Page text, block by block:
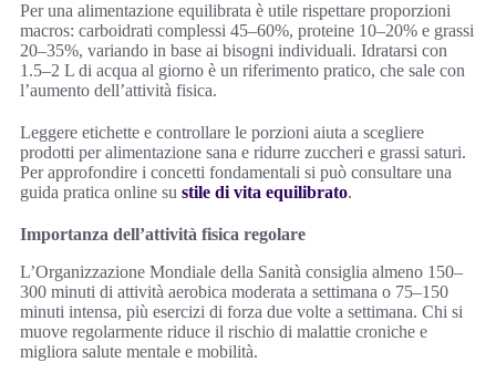
Per una alimentazione equilibrata è utile rispettare proporzioni
macros: carboidrati complessi 45–60%, proteine 10–20% e grassi
20–35%, variando in base ai bisogni individuali. Idratarsi con
1.5–2 L di acqua al giorno è un riferimento pratico, che sale con
l’aumento dell’attività fisica.
Leggere etichette e controllare le porzioni aiuta a scegliere
prodotti per alimentazione sana e ridurre zuccheri e grassi saturi.
Per approfondire i concetti fondamentali si può consultare una
guida pratica online su stile di vita equilibrato.
Importanza dell’attività fisica regolare
L’Organizzazione Mondiale della Sanità consiglia almeno 150–
300 minuti di attività aerobica moderata a settimana o 75–150
minuti intensa, più esercizi di forza due volte a settimana. Chi si
muove regolarmente riduce il rischio di malattie croniche e
migliora salute mentale e mobilità.